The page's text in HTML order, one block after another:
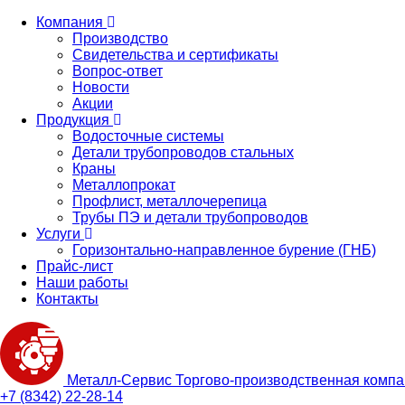
Компания
Производство
Свидетельства и сертификаты
Вопрос-ответ
Новости
Акции
Продукция
Водосточные системы
Детали трубопроводов стальных
Краны
Металлопрокат
Профлист, металлочерепица
Трубы ПЭ и детали трубопроводов
Услуги
Горизонтально-направленное бурение (ГНБ)
Прайс-лист
Наши работы
Контакты
Металл-Сервис Торгово-производственная
+7 (8342) 22-28-14